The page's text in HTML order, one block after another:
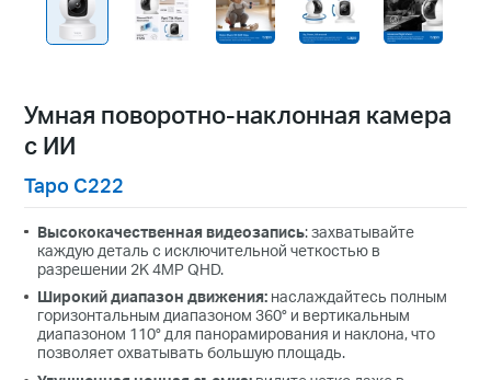
Умная поворотно-наклонная камера
с ИИ
Tapo C222
Высококачественная видеозапись: захватывайте
каждую деталь с исключительной четкостью в
разрешении 2K 4MP QHD.
Широкий диапазон движения: наслаждайтесь полным
горизонтальным диапазоном 360° и вертикальным
диапазоном 110° для панорамирования и наклона, что
позволяет охватывать большую площадь.